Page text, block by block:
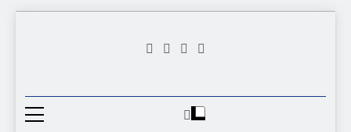
Random
Videojuego Favorito